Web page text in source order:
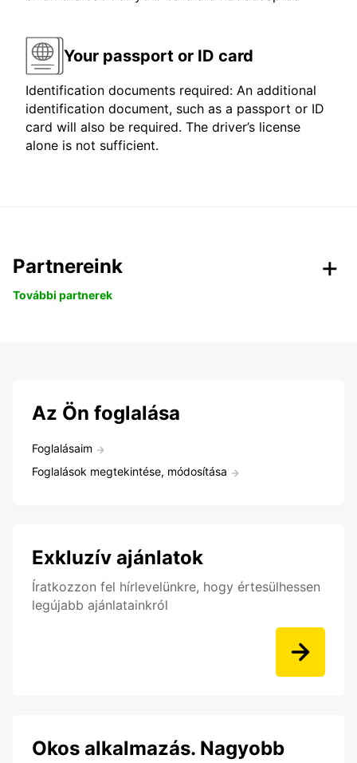
Your passport or ID card
Identification documents required: An additional
identification document, such as a passport or ID
card will also be required. The driver’s license
alone is not sufficient.
Partnereink
További partnerek
Az Ön foglalása
Foglalásaim
Foglalások megtekintése, módosítása
Exkluzív ajánlatok
Íratkozzon fel hírlevelünkre, hogy értesülhessen
legújabb ajánlatainkról
Okos alkalmazás. Nagyobb